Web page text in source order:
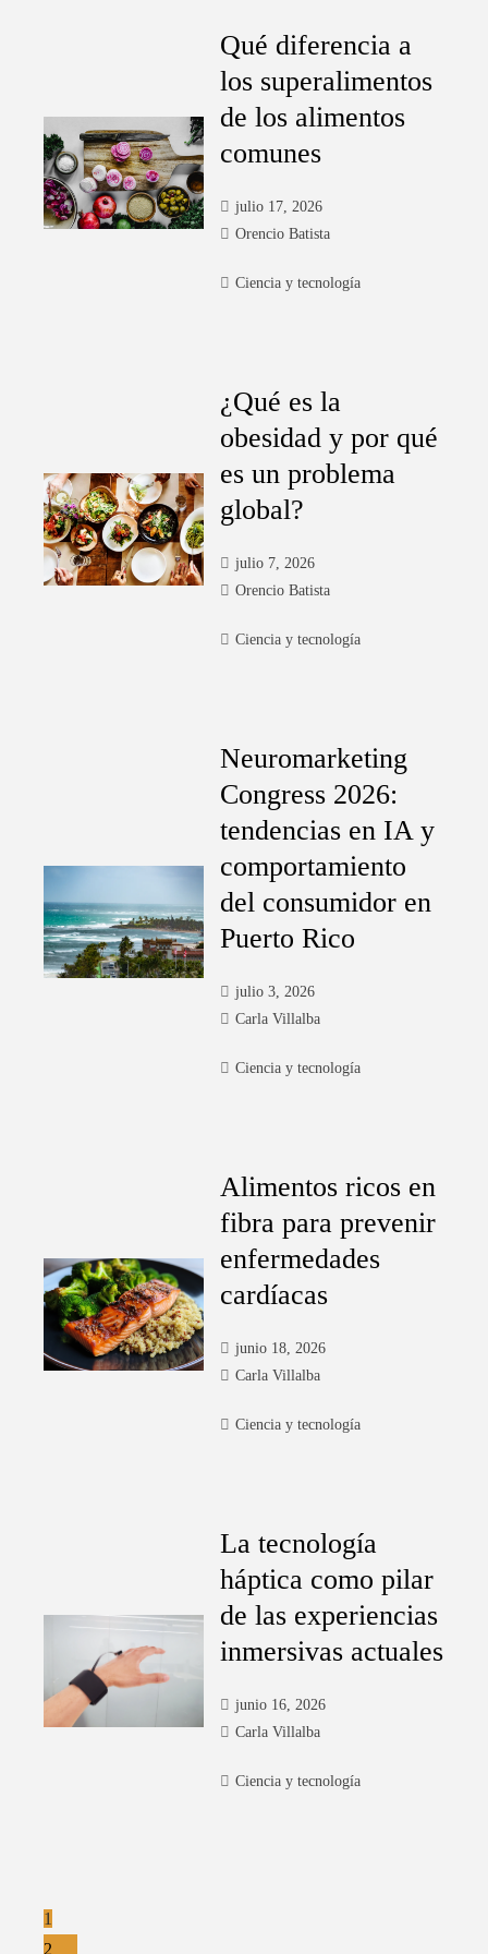
Qué diferencia a
los superalimentos
de los alimentos
comunes
julio 17, 2026
Orencio Batista
Ciencia y tecnología
¿Qué es la
obesidad y por qué
es un problema
global?
julio 7, 2026
Orencio Batista
Ciencia y tecnología
Neuromarketing
Congress 2026:
tendencias en IA y
comportamiento
del consumidor en
Puerto Rico
julio 3, 2026
Carla Villalba
Ciencia y tecnología
Alimentos ricos en
fibra para prevenir
enfermedades
cardíacas
junio 18, 2026
Carla Villalba
Ciencia y tecnología
La tecnología
háptica como pilar
de las experiencias
inmersivas actuales
junio 16, 2026
Carla Villalba
Ciencia y tecnología
Paginación
1
2